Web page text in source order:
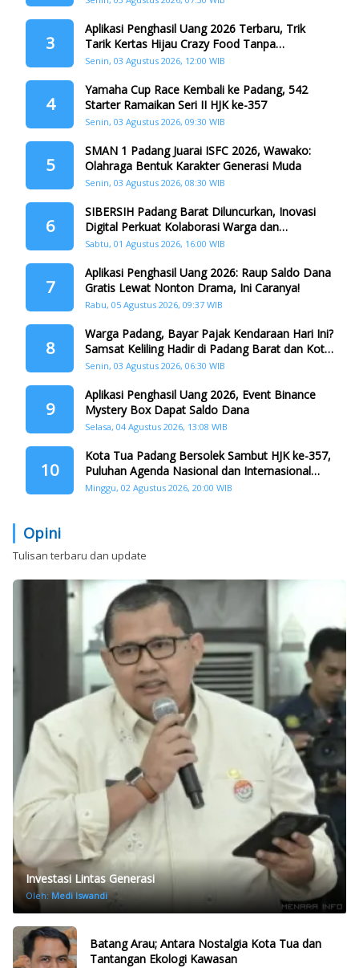
3
Aplikasi Penghasil Uang 2026 Terbaru, Trik
Tarik Kertas Hijau Crazy Food Tanpa
Penggandaan
Senin, 03 Agustus 2026, 12:00 WIB
4
Yamaha Cup Race Kembali ke Padang, 542
Starter Ramaikan Seri II HJK ke-357
Senin, 03 Agustus 2026, 09:30 WIB
5
SMAN 1 Padang Juarai ISFC 2026, Wawako:
Olahraga Bentuk Karakter Generasi Muda
Senin, 03 Agustus 2026, 08:30 WIB
6
SIBERSIH Padang Barat Diluncurkan, Inovasi
Digital Perkuat Kolaborasi Warga dan
Pemerintah Atasi Persampahan
Sabtu, 01 Agustus 2026, 16:00 WIB
7
Aplikasi Penghasil Uang 2026: Raup Saldo Dana
Gratis Lewat Nonton Drama, Ini Caranya!
Rabu, 05 Agustus 2026, 09:37 WIB
8
Warga Padang, Bayar Pajak Kendaraan Hari Ini?
Samsat Keliling Hadir di Padang Barat dan Koto
Tangah
Senin, 03 Agustus 2026, 06:30 WIB
9
Aplikasi Penghasil Uang 2026, Event Binance
Mystery Box Dapat Saldo Dana
Selasa, 04 Agustus 2026, 13:08 WIB
10
Kota Tua Padang Bersolek Sambut HJK ke-357,
Puluhan Agenda Nasional dan Internasional
Siap Digelar
Minggu, 02 Agustus 2026, 20:00 WIB
Opini
Tulisan terbaru dan update
Investasi Lintas Generasi
Oleh: Medi Iswandi
Batang Arau; Antara Nostalgia Kota Tua dan
Tantangan Ekologi Kawasan